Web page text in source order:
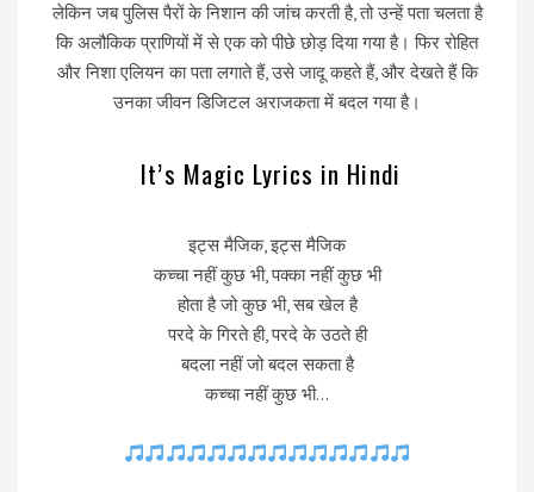
लेकिन जब पुलिस पैरों के निशान की जांच करती है, तो उन्हें पता चलता है
कि अलौकिक प्राणियों में से एक को पीछे छोड़ दिया गया है। फिर रोहित
और निशा एलियन का पता लगाते हैं, उसे जादू कहते हैं, और देखते हैं कि
उनका जीवन डिजिटल अराजकता में बदल गया है।
It’s Magic Lyrics in Hindi
इट्स मैजिक, इट्स मैजिक
कच्चा नहीं कुछ भी, पक्का नहीं कुछ भी
होता है जो कुछ भी, सब खेल है
परदे के गिरते ही, परदे के उठते ही
बदला नहीं जो बदल सकता है
कच्चा नहीं कुछ भी…